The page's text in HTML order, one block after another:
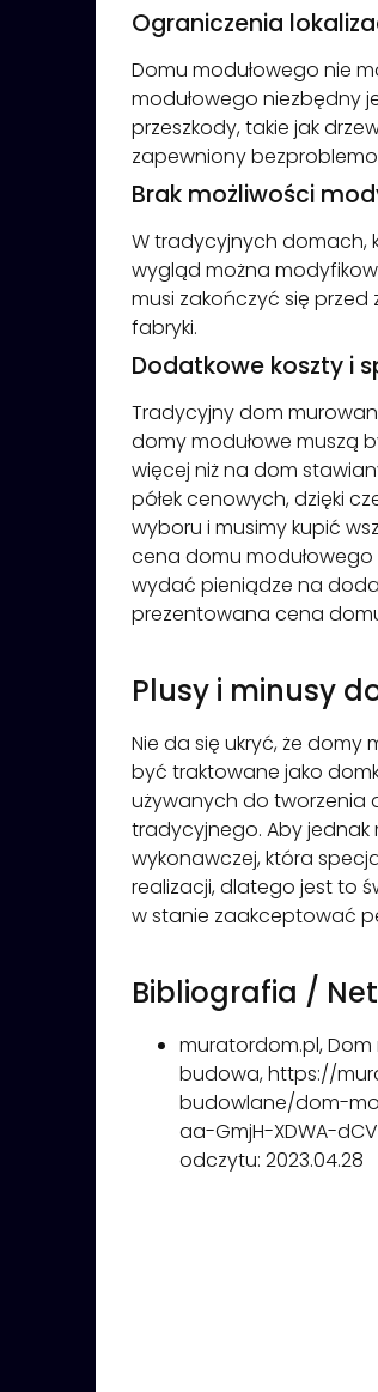
Ograniczenia
Domu modułowego nie
modułowego niezbędny
przeszkody, takie jak
zapewniony
Brak możliwości
W tradycyjnych domach,
wygląd można
musi zakończyć się
fabryki.
Dodatkowe koszty i
Tradycyjny dom
domy modułowe muszą
więcej niż na dom
półek cenowych, dzięki
wyboru i musimy kupić
cena domu modułowego
wydać pieniądze na
prezentowana cena
Plusy i minusy
Nie da się ukryć, że domy
być traktowane jako
używanych do tworzenia
tradycyjnego. Aby
wykonawczej, która
realizacji, dlatego jest to
w stanie zaakceptować
Bibliografia /
muratordom.pl, Dom
budowa, https://
budowlane/dom-
aa-GmjH-XDWA-
odczytu: 2023.04.28